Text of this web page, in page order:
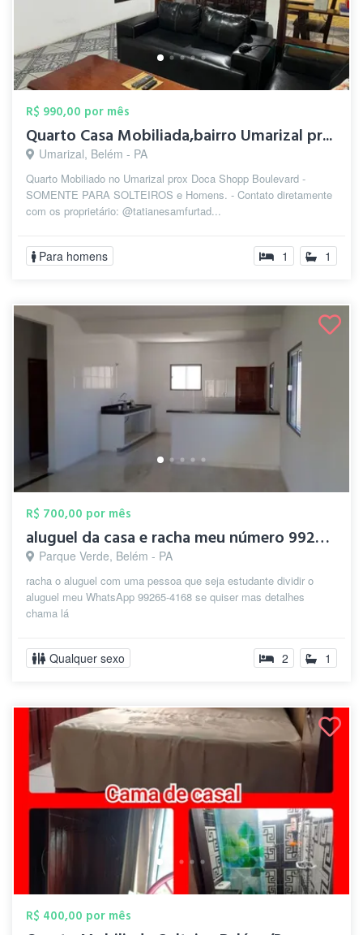
R$ 990,00 por mês
Quarto Casa Mobiliada,bairro Umarizal pr...
Umarizal, Belém - PA
Quarto Mobiliado no Umarizal prox Doca Shopp Boulevard -
SOMENTE PARA SOLTEIROS e Homens. - Contato diretamente
com os proprietário: @tatianesamfurtad...
Para homens 1 1
R$ 700,00 por mês
aluguel da casa e racha meu número 99265...
Parque Verde, Belém - PA
racha o aluguel com uma pessoa que seja estudante dividir o
aluguel meu WhatsApp 99265-4168 se quiser mas detalhes
chama lá
Qualquer sexo 2 1
R$ 400,00 por mês